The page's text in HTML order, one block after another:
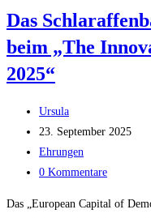
Das
beim „The
2025“
Beitrags-
Autor:
Ursula
Beitrag
veröffentlicht:
23. September 2025
Beitrags-
Kategorie:
Ehrungen
Beitrags-
0 Kommentare
Das „European Capital of